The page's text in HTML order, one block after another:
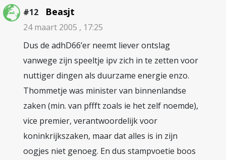
#12 Beasjt
24 maart 2005 , 17:25
Dus de adhD66’er neemt liever ontslag
vanwege zijn speeltje ipv zich in te zetten voor
nuttiger dingen als duurzame energie enzo.
Thommetje was minister van binnenlandse
zaken (min. van pffft zoals ie het zelf noemde),
vice premier, verantwoordelijk voor
koninkrijkszaken, maar dat alles is in zijn
oogjes niet genoeg. En dus stampvoetie boos